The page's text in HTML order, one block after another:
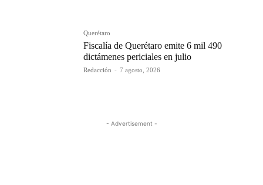
Querétaro
Fiscalía de Querétaro emite 6 mil 490
dictámenes periciales en julio
Redacción - 7 agosto, 2026
- Advertisement -